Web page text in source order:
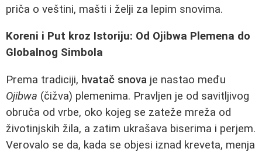
priča o veštini, mašti i želji za lepim snovima.
Koreni i Put kroz Istoriju: Od Ojibwa Plemena do
Globalnog Simbola
Prema tradiciji, hvatač snova je nastao među
Ojibwa (čižva) plemenima. Pravljen je od savitljivog
obruča od vrbe, oko kojeg se zateže mreža od
životinjskih žila, a zatim ukrašava biserima i perjem.
Verovalo se da, kada se objesi iznad kreveta, menja